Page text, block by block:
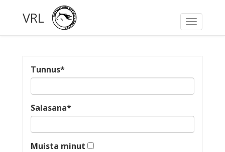
Toggle
VRL
Tunnus*
Salasana*
Muista minut